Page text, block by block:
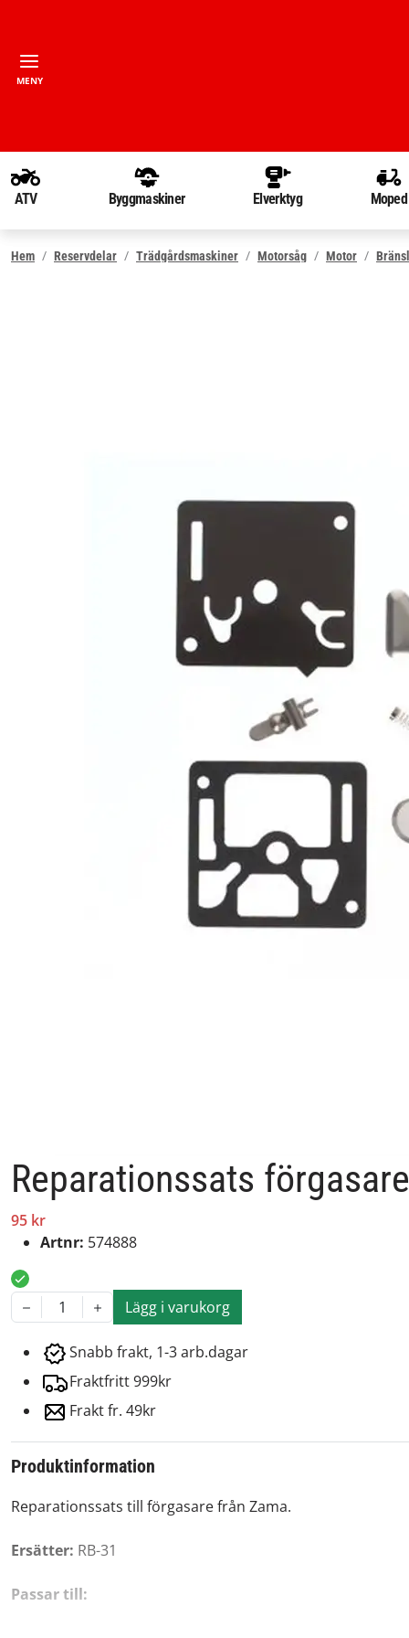
MENY
ATV Byggmaskiner Elverktyg Moped
Hem Reservdelar Trädgårdsmaskiner Motorsåg Motor
Reparationssats
95 kr
Artnr: 574888
1 Lägg i varukorg
Snabb frakt, 1-3 arb.dagar
Fraktfritt 999kr
Frakt fr. 49kr
Produktinformation
Reparationssats till förgasare från Zama.
Ersätter: RB-31
Passar till: